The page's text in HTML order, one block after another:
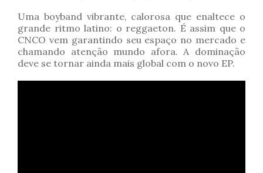
Uma boyband vibrante, calorosa que enaltece o
grande ritmo latino: o reggaeton. É assim que o
CNCO vem garantindo seu espaço no mercado e
chamando atenção mundo afora. A dominação
deve se tornar ainda mais global com o novo EP.